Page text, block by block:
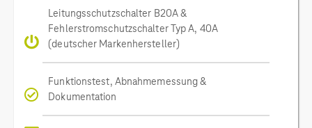
Leitungsschutzschalter B20A &
Fehlerstromschutzschalter Typ A, 40A
(deutscher Markenhersteller)
Funktionstest, Abnahmemessung &
Dokumentation